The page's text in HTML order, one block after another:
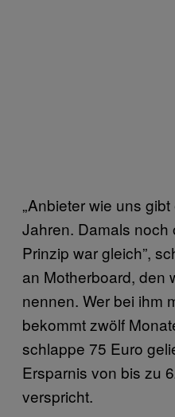
„Anbieter wie uns
Jahren. Damals noch
Prinzip war gleich”,
an Motherboard, den
nennen. Wer bei ihm
bekommt zwölf
schlappe 75 Euro
Ersparnis von bis zu
verspricht.